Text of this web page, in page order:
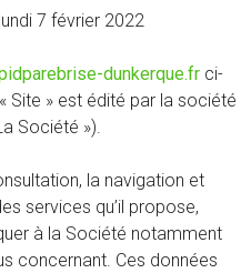
7 février 2022
dunkerque.fr ci-
Site » est édité par la société
Société »).
la navigation et
services qu’il propose,
à la Société notamment
concernant. Ces données